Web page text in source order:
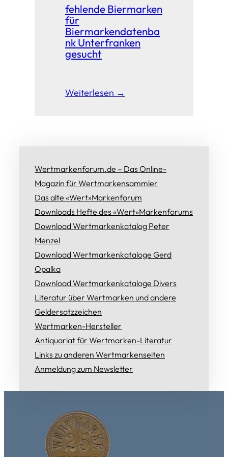
fehlende Biermarken
für
Biermarkendatenba
nk Unterfranken
gesucht
Weiterlesen →
Wertmarkenforum.de – Das Online-
Magazin für Wertmarkensammler
Das alte «Wert»Markenforum
Downloads Hefte des «Wert»Markenforums
Download Wertmarkenkatalog Peter
Menzel
Download Wertmarkenkataloge Gerd
Opalka
Download Wertmarkenkataloge Divers
Literatur über Wertmarken und andere
Geldersatzzeichen
Wertmarken-Hersteller
Antiquariat für Wertmarken-Literatur
Links zu anderen Wertmarkenseiten
Anmeldung zum Newsletter